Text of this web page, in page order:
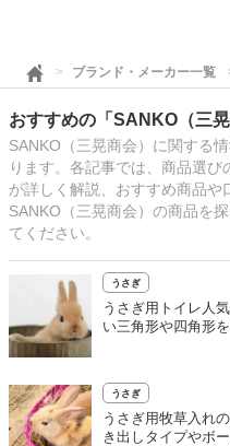
ブランド・メーカー一覧
おすすめの「SANKO（三
SANKO（三晃商会）に関する
ります。各記事では、商品選
が詳しく解説、おすすめ商品や
SANKO（三晃商会）の商品を
てください。
うさぎ
うさぎ用トイレ人
い三角形や四角形
うさぎ
うさぎ用牧草入れ
き出しタイプやボ